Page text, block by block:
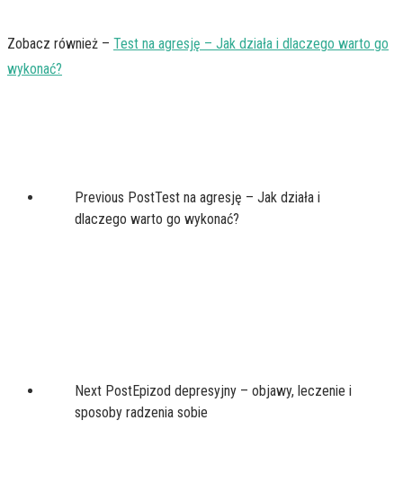
Zobacz również – Test na agresję – Jak działa i dlaczego warto go
wykonać?
Previous PostTest na agresję – Jak działa i
dlaczego warto go wykonać?
Next PostEpizod depresyjny – objawy, leczenie i
sposoby radzenia sobie